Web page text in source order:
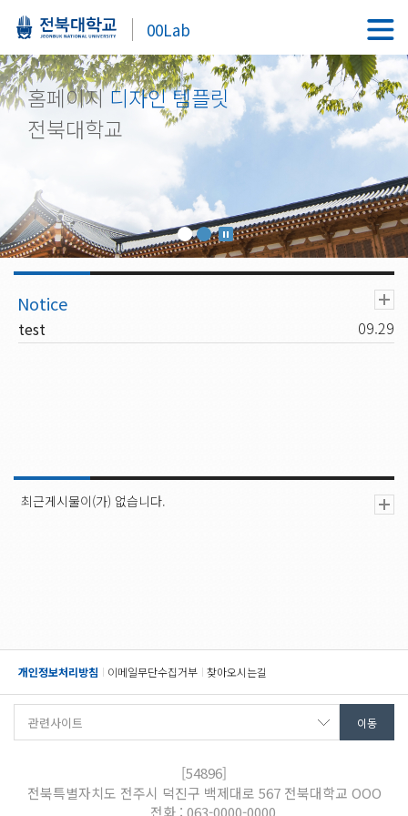
00Lab
홈페이지디자인 템플릿
전북대학교
test 09.29
최근게시물이(가) 없습니다.
개인정보처리방침 이메일무단수집거부 찾아오시는길
[54896]
전북특별자치도 전주시 덕진구 백제대로 567 전북대학교 OOO